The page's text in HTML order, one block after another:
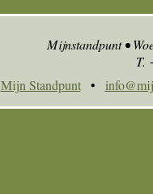
Mijnstandpunt •
T.
Mijn Standpunt •